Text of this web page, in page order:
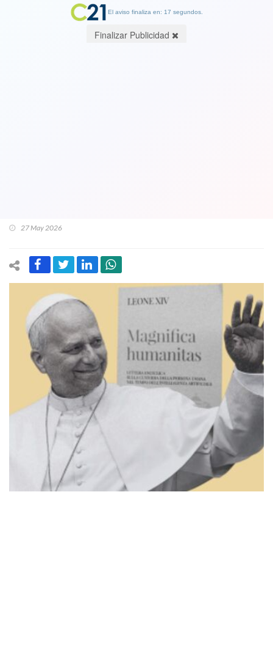
27 May 2026
El aviso finaliza en: 16 segundos.
Finalizar Publicidad